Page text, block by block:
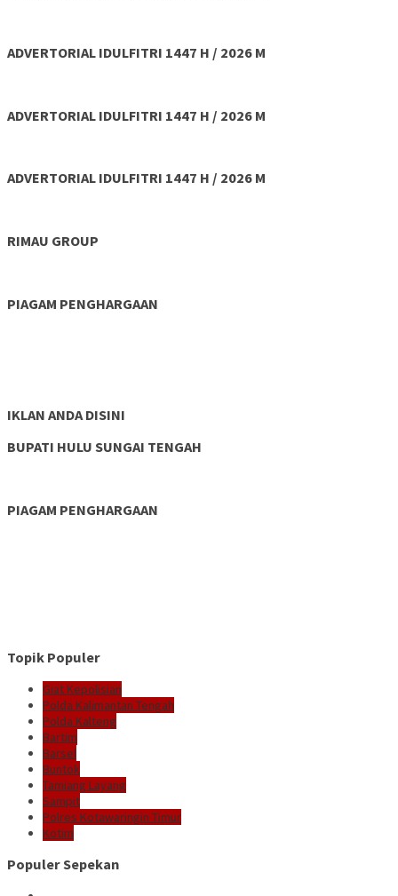
ADVERTORIAL IDULFITRI 1447 H / 2026 M
ADVERTORIAL IDULFITRI 1447 H / 2026 M
ADVERTORIAL IDULFITRI 1447 H / 2026 M
RIMAU GROUP
PIAGAM PENGHARGAAN
IKLAN ANDA DISINI
BUPATI HULU SUNGAI TENGAH
PIAGAM PENGHARGAAN
Topik Populer
Giat Kepolisian
Polda Kalimantan Tengah
Polda Kalteng
Bartim
Barsel
Buntok
Tamiang Layang
Sampit
Polres Kotawaringin Timur
Kotim
Populer Sepekan